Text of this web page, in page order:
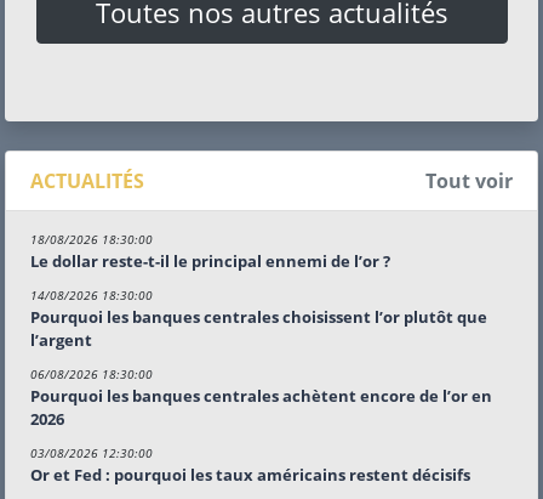
Toutes nos autres actualités
ACTUALITÉS Tout voir
18/08/2026 18:30:00
Le dollar reste-t-il le principal ennemi de l’or ?
14/08/2026 18:30:00
Pourquoi les banques centrales choisissent l’or plutôt que
l’argent
06/08/2026 18:30:00
Pourquoi les banques centrales achètent encore de l’or en
2026
03/08/2026 12:30:00
Or et Fed : pourquoi les taux américains restent décisifs